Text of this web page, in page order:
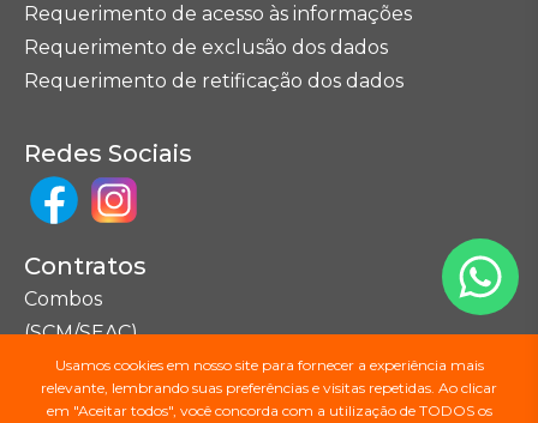
Usamos cookies em nosso site para fornecer a experiência mais
relevante, lembrando suas preferências e visitas repetidas. Ao clicar
em "Aceitar todos", você concorda com a utilização de TODOS os
Requerimento de acesso às informações
Requerimento de exclusão dos dados
Requerimento de retificação dos dados
Redes Sociais
Contratos
Combos
(SCM/SEAC)
Seções do Site